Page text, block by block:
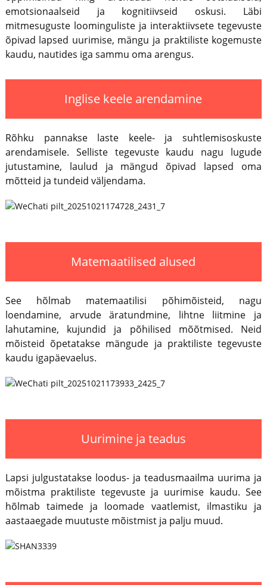
emotsionaalseid ja kognitiivseid oskusi. Läbi
mitmesuguste loominguliste ja interaktiivsete tegevuste
õpivad lapsed uurimise, mängu ja praktiliste kogemuste
kaudu, nautides iga sammu oma arengus.
Inglise keele arendamine
Rõhku pannakse laste keele- ja suhtlemisoskuste
arendamisele. Selliste tegevuste kaudu nagu lugude
jutustamine, laulud ja mängud õpivad lapsed oma
mõtteid ja tundeid väljendama.
Matemaatilised alused
See hõlmab matemaatilisi põhimõisteid, nagu
loendamine, arvude äratundmine, lihtne liitmine ja
lahutamine, kujundid ja põhilised mõõtmised. Neid
mõisteid õpetatakse mängude ja praktiliste tegevuste
kaudu igapäevaelus.
Uurimine ja teadus
Lapsi julgustatakse loodus- ja teadusmaailma uurima ja
mõistma praktiliste tegevuste ja uurimise kaudu. See
hõlmab taimede ja loomade vaatlemist, ilmastiku ja
aastaaegade muutuste mõistmist ja palju muud.